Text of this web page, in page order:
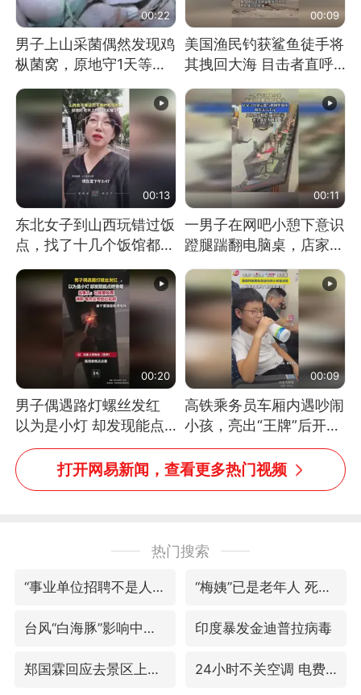
00:22
男子上山采菌偶然发现鸡
枞菌窝，原地守1天等它
00:09
美国渔民钓获鲨鱼徒手将
其拽回大海 目击者直呼
消息）
00:13
东北女子到山西玩错过饭
点，找了十几个饭馆都没
00:11
一男子在网吧小憩下意识
蹬腿踹翻电脑桌，店家3
00:20
男子偶遇路灯螺丝发红
以为是小灯 却发现能点
燃香烟 当事人：已报警
处理
00:09
高铁乘务员车厢内遇吵闹
小孩，亮出“王牌”后开启
一键静音
打开网易新闻，查看更多热门视频
热门搜索
“事业单位招聘不是人情买卖” “梅姨”已是老年人 死刑或适用受限
台风“白海豚”影响中国已成定局 印度暴发金迪普拉病毒
郑国霖回应去景区上班被保安拦下 24小时不关空调 电费反而更低？